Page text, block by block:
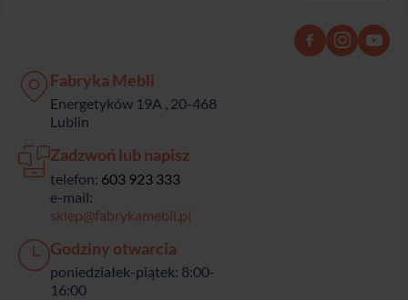
Fabryka Mebli
Energetyków 19A , 20-468
Lublin
Zadzwoń lub napisz
telefon: 603 923 333
e-mail:
sklep@fabrykamebli.pl
Godziny otwarcia
poniedziałek-piątek: 8:00-
16:00